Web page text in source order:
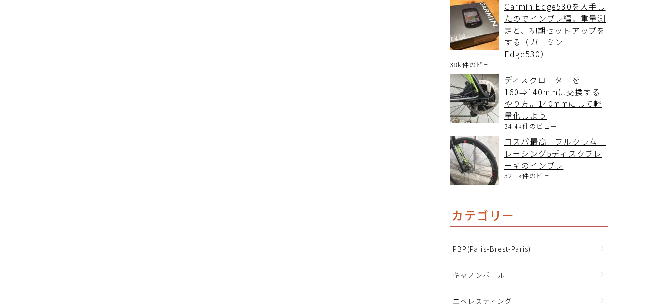
Garmin Edge530を入手し
たのでインプレ編。重量測
定と、初期セットアップを
する（ガーミン
Edge530）
38k件のビュー
ディスクローターを
160⇒140mmに交換する
やり方。140mmにして軽
量化しよう
34.4k件のビュー
コスパ最高 フルクラム
レーシング5ディスクブレ
ーキのインプレ
32.1k件のビュー
カテゴリー
PBP(Paris-Brest-Paris)
キャノンボール
エベレスティング